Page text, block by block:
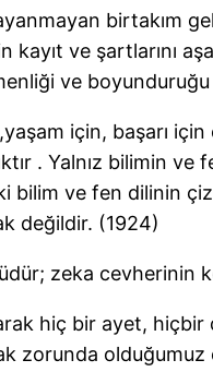
birtakım
kayıt ve şartlarını
ve
için, başarı
. Yalnız bilimin
bilim ve fen dilinin
değildir. (1924)
zeka cevherinin
hiç bir ayet, hiçbir
zorunda